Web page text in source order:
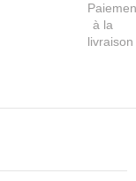
à la
livraison